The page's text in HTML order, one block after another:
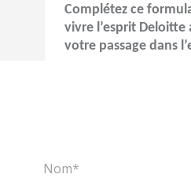
Complétez ce
vivre l’esprit Deloitte
votre passage dans
Nom*